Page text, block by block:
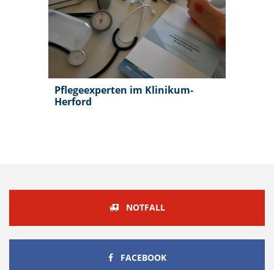
Pflegeexperten im Klinikum-
Herford
NOTFALL
FACEBOOKFACEBOOK